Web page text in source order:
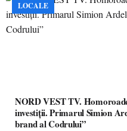
LOCALE
NORD VEST TV.
investiții. Primarul Simion Ardelean: „Oțeloaia rămâne un
brand al Codrului”